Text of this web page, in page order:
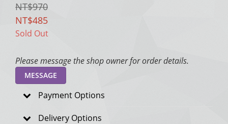
NT$970
NT$485
Sold Out
Please message the shop owner for order details.
MESSAGE
Payment Options
Delivery Options